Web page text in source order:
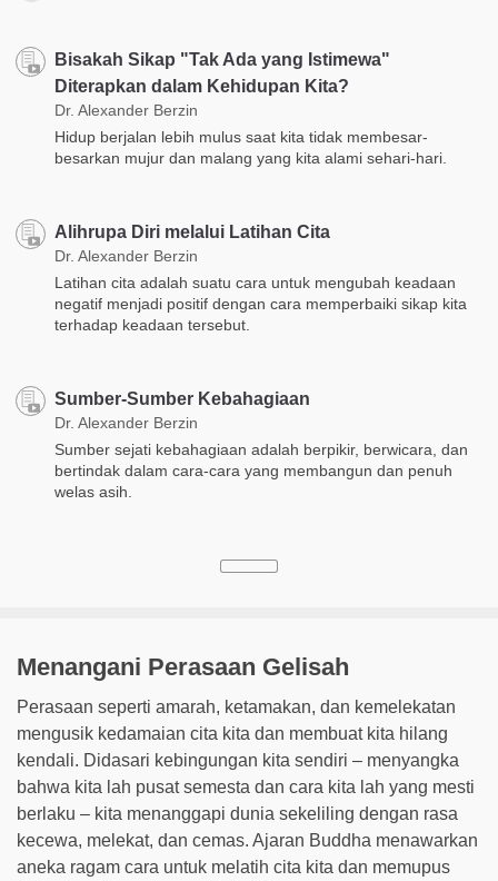
Bisakah Sikap "Tak Ada yang Istimewa"
Diterapkan dalam Kehidupan Kita?
Dr. Alexander Berzin
Hidup berjalan lebih mulus saat kita tidak membesar-
besarkan mujur dan malang yang kita alami sehari-hari.
Alihrupa Diri melalui Latihan Cita
Dr. Alexander Berzin
Latihan cita adalah suatu cara untuk mengubah keadaan
negatif menjadi positif dengan cara memperbaiki sikap kita
terhadap keadaan tersebut.
​Sumber-Sumber Kebahagiaan
Dr. Alexander Berzin
Sumber sejati kebahagiaan adalah berpikir, berwicara, dan
bertindak dalam cara-cara yang membangun dan penuh
welas asih.
Menangani Perasaan Gelisah
Perasaan seperti amarah, ketamakan, dan kemelekatan
mengusik kedamaian cita kita dan membuat kita hilang
kendali. Didasari kebingungan kita sendiri – menyangka
bahwa kita lah pusat semesta dan cara kita lah yang mesti
berlaku – kita menanggapi dunia sekeliling dengan rasa
kecewa, melekat, dan cemas. Ajaran Buddha menawarkan
aneka ragam cara untuk melatih cita kita dan memupus